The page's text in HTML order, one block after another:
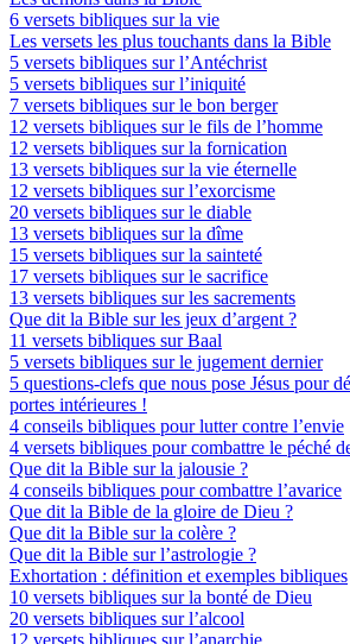
6 versets bibliques sur la vie
Les versets les plus touchants dans la Bible
5 versets bibliques sur l’Antéchrist
5 versets bibliques sur l’iniquité
7 versets bibliques sur le bon berger
12 versets bibliques sur le fils de l’homme
12 versets bibliques sur la fornication
13 versets bibliques sur la vie éternelle
12 versets bibliques sur l’exorcisme
20 versets bibliques sur le diable
13 versets bibliques sur la dîme
15 versets bibliques sur la sainteté
17 versets bibliques sur le sacrifice
13 versets bibliques sur les sacrements
Que dit la Bible sur les jeux d’argent ?
11 versets bibliques sur Baal
5 versets bibliques sur le jugement dernier
5 questions-clefs que nous pose Jésus pour
portes intérieures !
4 conseils bibliques pour lutter contre l’envie
4 versets bibliques pour combattre le péché
Que dit la Bible sur la jalousie ?
4 conseils bibliques pour combattre l’avarice
Que dit la Bible de la gloire de Dieu ?
Que dit la Bible sur la colère ?
Que dit la Bible sur l’astrologie ?
Exhortation : définition et exemples bibliques
10 versets bibliques sur la bonté de Dieu
20 versets bibliques sur l’alcool
12 versets bibliques sur l’anarchie